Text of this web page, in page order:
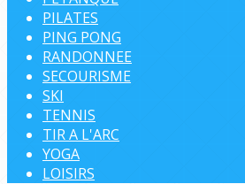
PILATES
PING PONG
RANDONNEE
SECOURISME
SKI
TENNIS
TIR A L'ARC
YOGA
LOISIRS